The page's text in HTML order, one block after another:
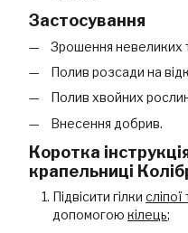
Застосування
Зрошення невеликих
Полив розсади на
Полив хвойних
Внесення добрив.
Коротка
крапельниці
Підвісити гілки сліпої
допомогою кілець;